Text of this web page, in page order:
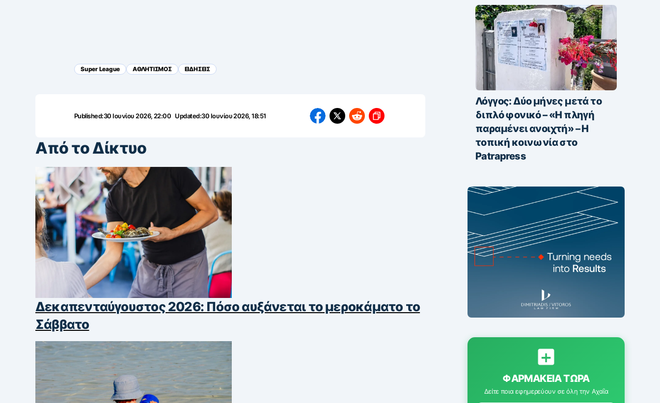
Super League ΑΘΛΗΤΙΣΜΟΣ ΕΙΔΗΣΕΙΣ
Published:30 Ιουνίου 2026, 22:00 Updated:30 Ιουνίου 2026, 18:51
Από το Δίκτυο
Δεκαπενταύγουστος 2026: Πόσο αυξάνεται το μεροκάματο το
Σάββατο
Λόγγος: Δύο μήνες μετά το
διπλό φονικό – «H πληγή
παραμένει ανοιχτή» – Η
τοπική κοινωνία στο
Patrapress
ΦΑΡΜΑΚΕΊΑ ΤΏΡΑ
Δείτε ποια εφημερεύουν σε όλη την Αχαΐα